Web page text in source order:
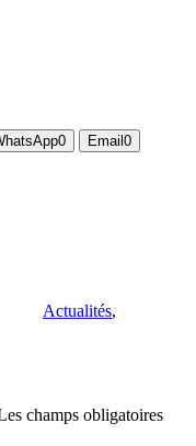
0 Email 0
Actualités,
champs obligatoires